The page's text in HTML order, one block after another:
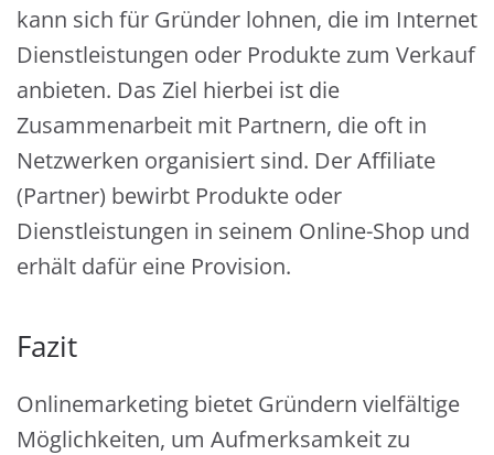
kann sich für Gründer lohnen, die im Internet
Dienstleistungen oder Produkte zum Verkauf
anbieten. Das Ziel hierbei ist die
Zusammenarbeit mit Partnern, die oft in
Netzwerken organisiert sind. Der Affiliate
(Partner) bewirbt Produkte oder
Dienstleistungen in seinem Online-Shop und
erhält dafür eine Provision.
Fazit
Onlinemarketing bietet Gründern vielfältige
Möglichkeiten, um Aufmerksamkeit zu